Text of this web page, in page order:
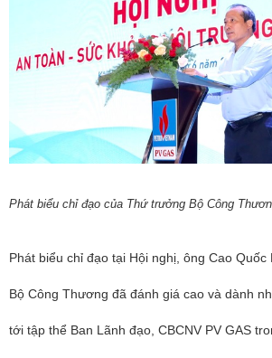
Phát biểu chỉ đạo của Thứ trưởng Bộ Công
Phát biểu chỉ đạo tại Hội nghị, ông Cao
Bộ Công Thương đã đánh giá cao và dành
tới tập thể Ban Lãnh đạo, CBCNV PV GAS